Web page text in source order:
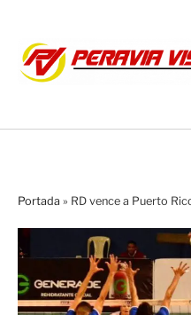
Portada » RD vence a Puerto